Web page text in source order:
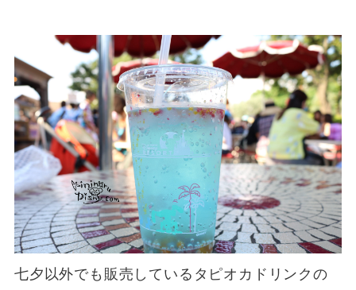
七夕以外でも販売しているタピオカドリンクの